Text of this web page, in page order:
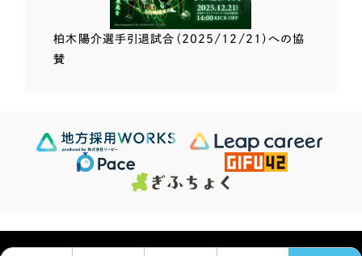
624 この条件で検索する
柏木陽介選手引退試合（2025/12/21）への協
賛